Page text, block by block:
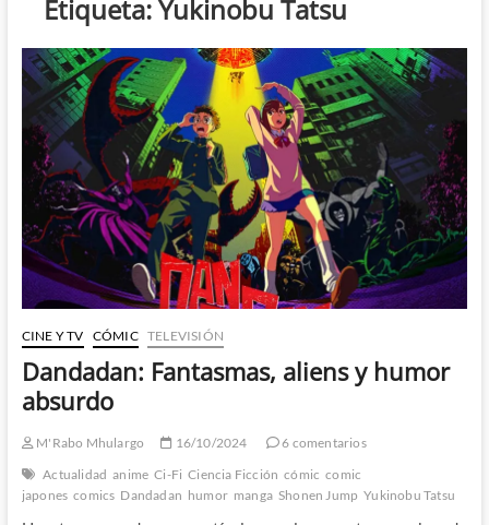
Etiqueta:Yukinobu Tatsu
CINE Y TV CÓMIC TELEVISIÓN
Dandadan: Fantasmas, aliens y humor
absurdo
M'Rabo Mhulargo 16/10/2024
6 comentarios
Actualidad anime Ci-Fi Ciencia Ficción cómic comic
japones comics Dandadan humor manga Shonen Jump Yukinobu Tatsu